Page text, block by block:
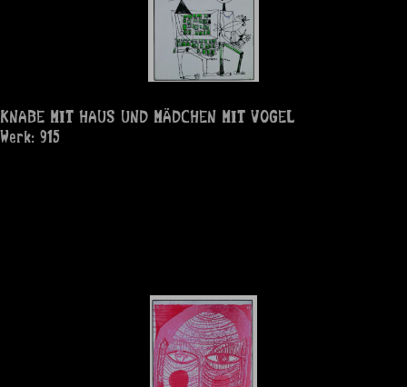
KNABE MIT HAUS UND MÄDCHEN MIT VOGEL
Werk: 915